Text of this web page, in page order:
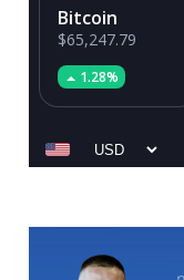
Bitcoin
$65,247.79
1.28%